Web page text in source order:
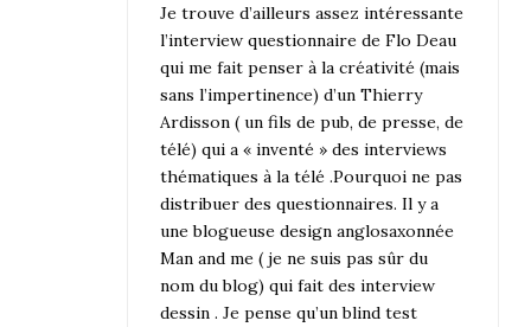
Je trouve d’ailleurs assez intéressante
l’interview questionnaire de Flo Deau
qui me fait penser à la créativité (mais
sans l’impertinence) d’un Thierry
Ardisson ( un fils de pub, de presse, de
télé) qui a « inventé » des interviews
thématiques à la télé .Pourquoi ne pas
distribuer des questionnaires. Il y a
une blogueuse design anglosaxonnée
Man and me ( je ne suis pas sûr du
nom du blog) qui fait des interview
dessin . Je pense qu’un blind test